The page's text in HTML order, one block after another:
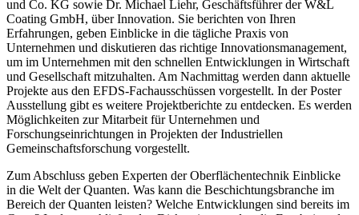
und Co. KG sowie Dr. Michael Liehr, Geschäftsführer der W&L
Coating GmbH, über Innovation. Sie berichten von Ihren
Erfahrungen, geben Einblicke in die tägliche Praxis von
Unternehmen und diskutieren das richtige Innovationsmanagement,
um im Unternehmen mit den schnellen Entwicklungen in Wirtschaft
und Gesellschaft mitzuhalten. Am Nachmittag werden dann aktuelle
Projekte aus den EFDS-Fachausschüssen vorgestellt. In der Poster
Ausstellung gibt es weitere Projektberichte zu entdecken. Es werden
Möglichkeiten zur Mitarbeit für Unternehmen und
Forschungseinrichtungen in Projekten der Industriellen
Gemeinschaftsforschung vorgestellt.
Zum Abschluss geben Experten der Oberflächentechnik Einblicke
in die Welt der Quanten. Was kann die Beschichtungsbranche im
Bereich der Quanten leisten? Welche Entwicklungen sind bereits im